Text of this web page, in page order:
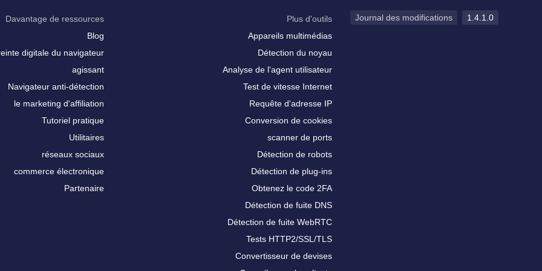
Davantage de ressources
Blog
digitale du navigateur
agissant
Navigateur anti-détection
le marketing d'affiliation
Tutoriel pratique
Utilitaires
réseaux sociaux
commerce électronique
Partenaire
Plus d'outils
Appareils multimédias
Détection du noyau
Analyse de l'agent utilisateur
Test de vitesse Internet
Requête d'adresse IP
Conversion de cookies
scanner de ports
Détection de robots
Détection de plug-ins
Obtenez le code 2FA
Détection de fuite DNS
Détection de fuite WebRTC
Tests HTTP2/SSL/TLS
Convertisseur de devises
Journal des modifications 1.4.1.0